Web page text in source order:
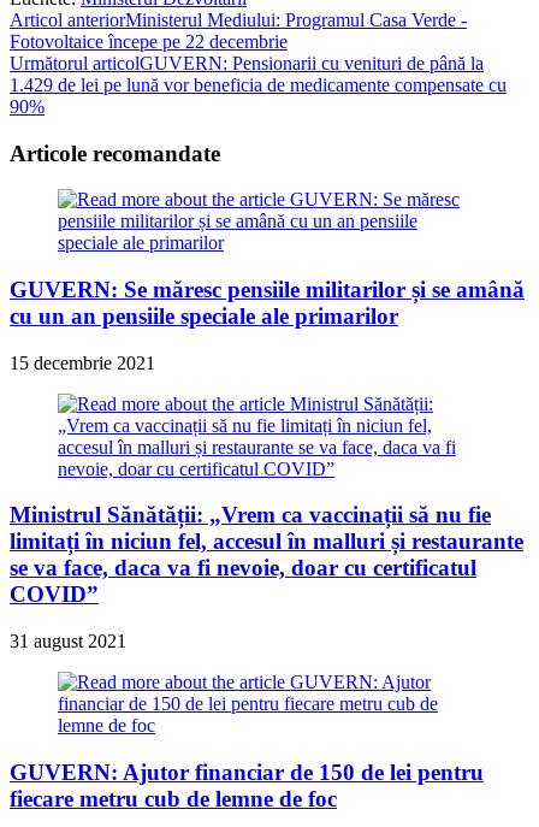
Read
more
articles
Articol anteriorMinisterul Mediului: Programul Casa Verde -
Fotovoltaice începe pe 22 decembrie
Următorul articolGUVERN: Pensionarii cu venituri de până la
1.429 de lei pe lună vor beneficia de medicamente compensate cu
90%
Articole recomandate
GUVERN: Se măresc pensiile militarilor și se amână
cu un an pensiile speciale ale primarilor
15 decembrie 2021
Ministrul Sănătății: „Vrem ca vaccinații să nu fie
limitați în niciun fel, accesul în malluri și restaurante
se va face, daca va fi nevoie, doar cu certificatul
COVID”
31 august 2021
GUVERN: Ajutor financiar de 150 de lei pentru
fiecare metru cub de lemne de foc